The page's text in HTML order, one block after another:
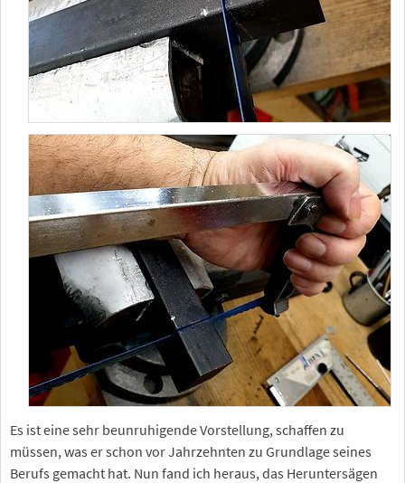
Es ist eine sehr beunruhigende Vorstellung, schaffen zu
müssen, was er schon vor Jahrzehnten zu Grundlage seines
Berufs gemacht hat. Nun fand ich heraus, das Heruntersägen